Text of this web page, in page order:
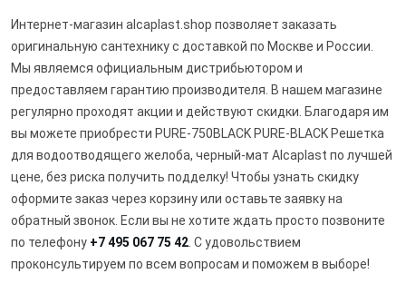
Интернет-магазин alcaplast.shop позволяет заказать
оригинальную сантехнику с доставкой по Москве и России.
Мы являемся официальным дистрибьютором и
предоставляем гарантию производителя. В нашем магазине
регулярно проходят акции и действуют скидки. Благодаря им
вы можете приобрести PURE-750BLACK PURE-BLACK Решетка
для водоотводящего желоба, черный-мат Alcaplast по лучшей
цене, без риска получить подделку! Чтобы узнать скидку
оформите заказ через корзину или оставьте заявку на
обратный звонок. Если вы не хотите ждать просто позвоните
по телефону +7 495 067 75 42 . С удовольствием
проконсультируем по всем вопросам и поможем в выборе!